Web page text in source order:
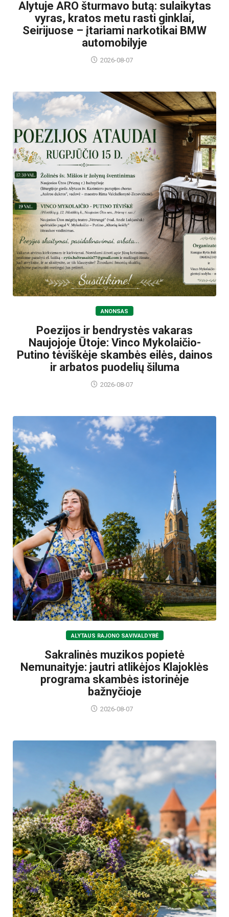
Alytuje ARO šturmavo butą: sulaikytas
vyras, kratos metu rasti ginklai,
Seirijuose – įtariami narkotikai BMW
automobilyje
2026-08-07
ANONSAS
Poezijos ir bendrystės vakaras
Naujojoje Ūtoje: Vinco Mykolaičio-
Putino tėviškėje skambės eilės, dainos
ir arbatos puodelių šiluma
2026-08-07
ALYTAUS RAJONO SAVIVALDYBĖ
Sakralinės muzikos popietė
Nemunaityje: jautri atlikėjos Klajoklės
programa skambės istorinėje
bažnyčioje
2026-08-07